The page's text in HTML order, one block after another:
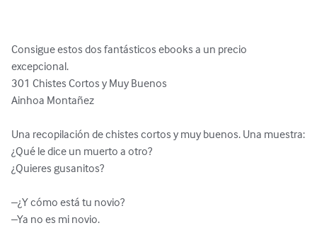
Consigue estos dos fantásticos ebooks a un precio
excepcional.
301 Chistes Cortos y Muy Buenos
Ainhoa Montañez
Una recopilación de chistes cortos y muy buenos. Una muestra:
¿Qué le dice un muerto a otro?
¿Quieres gusanitos?
–¿Y cómo está tu novio?
–Ya no es mi novio.